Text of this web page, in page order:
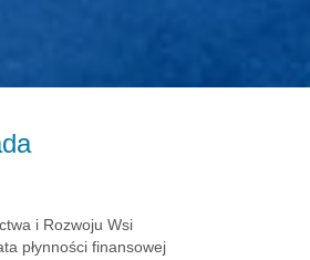
i Rozwoju Wsi
płynności finansowej